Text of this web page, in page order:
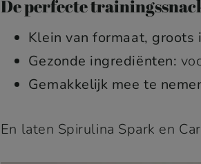
De perfecte
Klein van formaat, groots
Gezonde ingrediënten:
Gemakkelijk mee te
En laten Spirulina Spark en